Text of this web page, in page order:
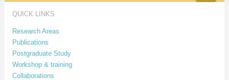
QUICK LINKS
Research Areas
Publications
Postgraduate Study
Workshop & training
Collaborations